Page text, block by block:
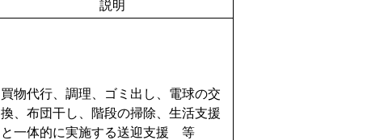
説明
買物代行、調理、ゴミ出し、電球の交
換、布団干し、階段の掃除、生活支援
と一体的に実施する送迎支援 等